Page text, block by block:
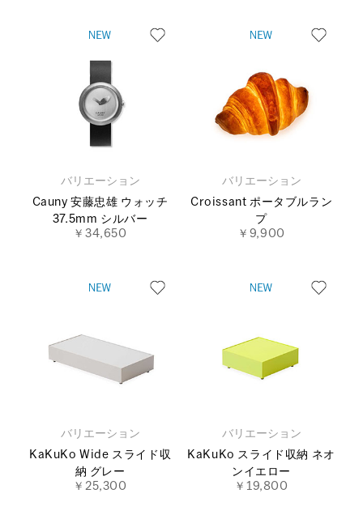
バリエーション
Cauny 安藤忠雄 ウォッチ
37.5mm シルバー
￥34,650
バリエーション
Croissant ポータブルラン
プ
￥9,900
バリエーション
KaKuKo Wide スライド収
納 グレー
￥25,300
バリエーション
KaKuKo スライド収納 ネオ
ンイエロー
￥19,800